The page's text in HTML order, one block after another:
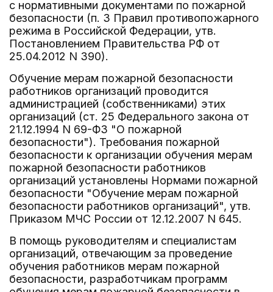
с нормативными документами по пожарной
безопасности (п. 3 Правил противопожарного
режима в Российской Федерации, утв.
Постановлением Правительства РФ от
25.04.2012 N 390).
Обучение мерам пожарной безопасности
работников организаций проводится
администрацией (собственниками) этих
организаций (ст. 25 Федерального закона от
21.12.1994 N 69-ФЗ "О пожарной
безопасности"). Требования пожарной
безопасности к организации обучения мерам
пожарной безопасности работников
организаций установлены Нормами пожарной
безопасности "Обучение мерам пожарной
безопасности работников организаций", утв.
Приказом МЧС России от 12.12.2007 N 645.
В помощь руководителям и специалистам
организаций, отвечающим за проведение
обучения работников мерам пожарной
безопасности, разработчикам программ